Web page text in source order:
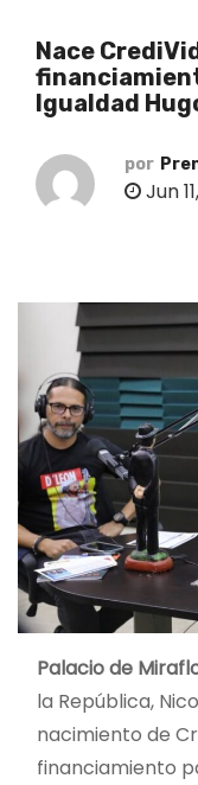
Nace
Igualdad
por
Jun
Palacio de
la República,
nacimiento de
financiamiento